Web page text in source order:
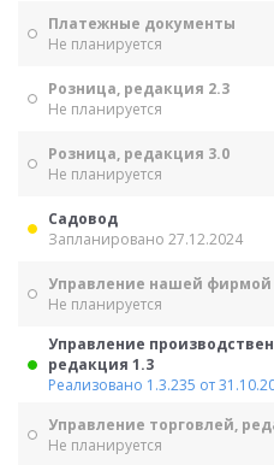
Платежные документы
Не планируется
Розница, редакция 2.3
Не планируется
Розница, редакция 3.0
Не планируется
Садовод
Запланировано 27.12.2024
Управление нашей фирмой
Не планируется
Управление
редакция 1.3
Реализовано 1.3.235 от
Управление торговлей,
Не планируется